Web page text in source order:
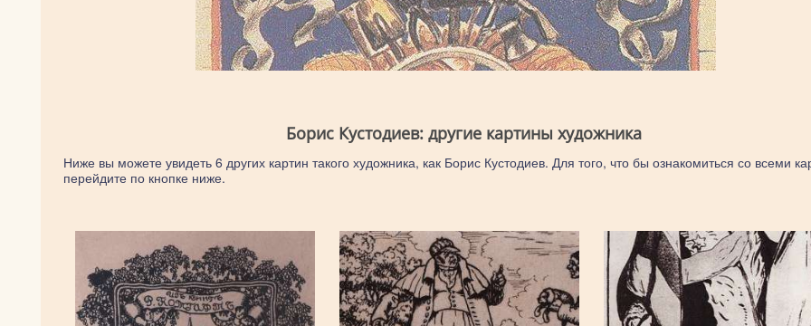
Борис Кустодиев: другие картины художника
Ниже вы можете увидеть 6 других картин такого художника, как Борис Кустодиев. Для того, что бы ознакомиться со всеми
перейдите по кнопке ниже.